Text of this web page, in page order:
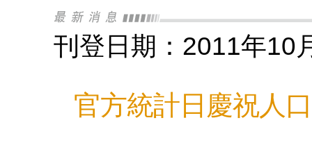
刊登日期：2011年10
官方統計日慶祝人